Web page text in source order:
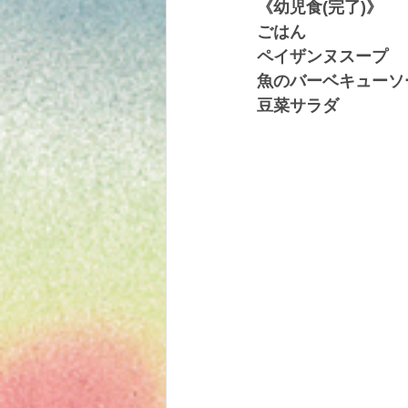
《幼児食(完了)》
ごはん
ペイザンヌスープ
魚のバーベキューソ
豆菜サラダ